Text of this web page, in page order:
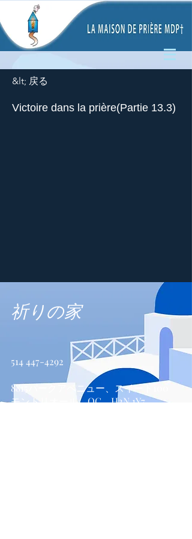
&lt; 戻る
Victoire dans la prière(Partie 13.3)
祈りの家
514 447-4292
8815パークアベニュー、スイート100
モントリオール、QC、H2N 1Y7